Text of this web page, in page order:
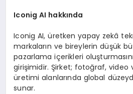
Iconig AI hakkında
Iconig AI, üretken yapay zekâ
markaların ve bireylerin düşük
pazarlama içerikleri
girişimidir. Şirket; fotoğraf,
üretimi alanlarında global
sunar.